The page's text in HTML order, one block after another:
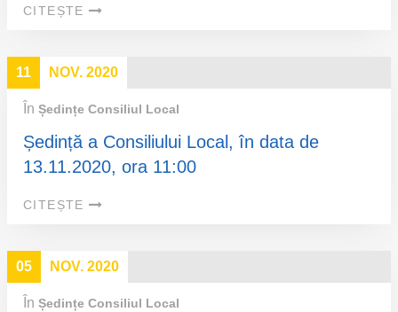
CITEȘTE
11 NOV. 2020
În Ședințe Consiliul Local
Ședință a Consiliului Local, în data de
13.11.2020, ora 11:00
CITEȘTE
05 NOV. 2020
În Ședințe Consiliul Local